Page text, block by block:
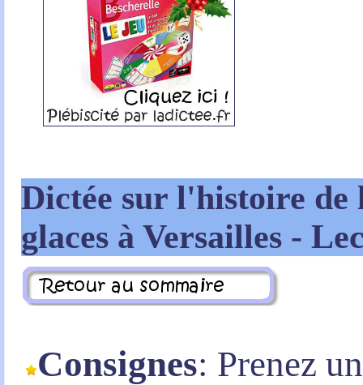
Dictée sur l'histoire
glaces à Versailles -
Consignes: Prenez